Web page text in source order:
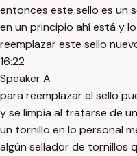
entonces este sello es un
en un principio ahí está y
reemplazar este sello
16:22
Speaker A
para reemplazar el sello
y se limpia al tratarse de
un tornillo en lo personal
algún sellador de tornillos